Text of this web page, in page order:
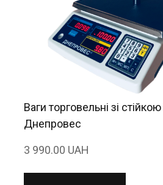
Ваги торговельні зі
Днепровес
3 990.00 UAH